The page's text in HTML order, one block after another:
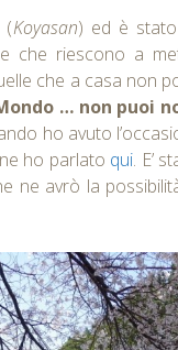
(Koyasan) ed è
che riescono a
che a casa non
… non puoi
ho avuto
ho parlato qui. E’
ne avrò la